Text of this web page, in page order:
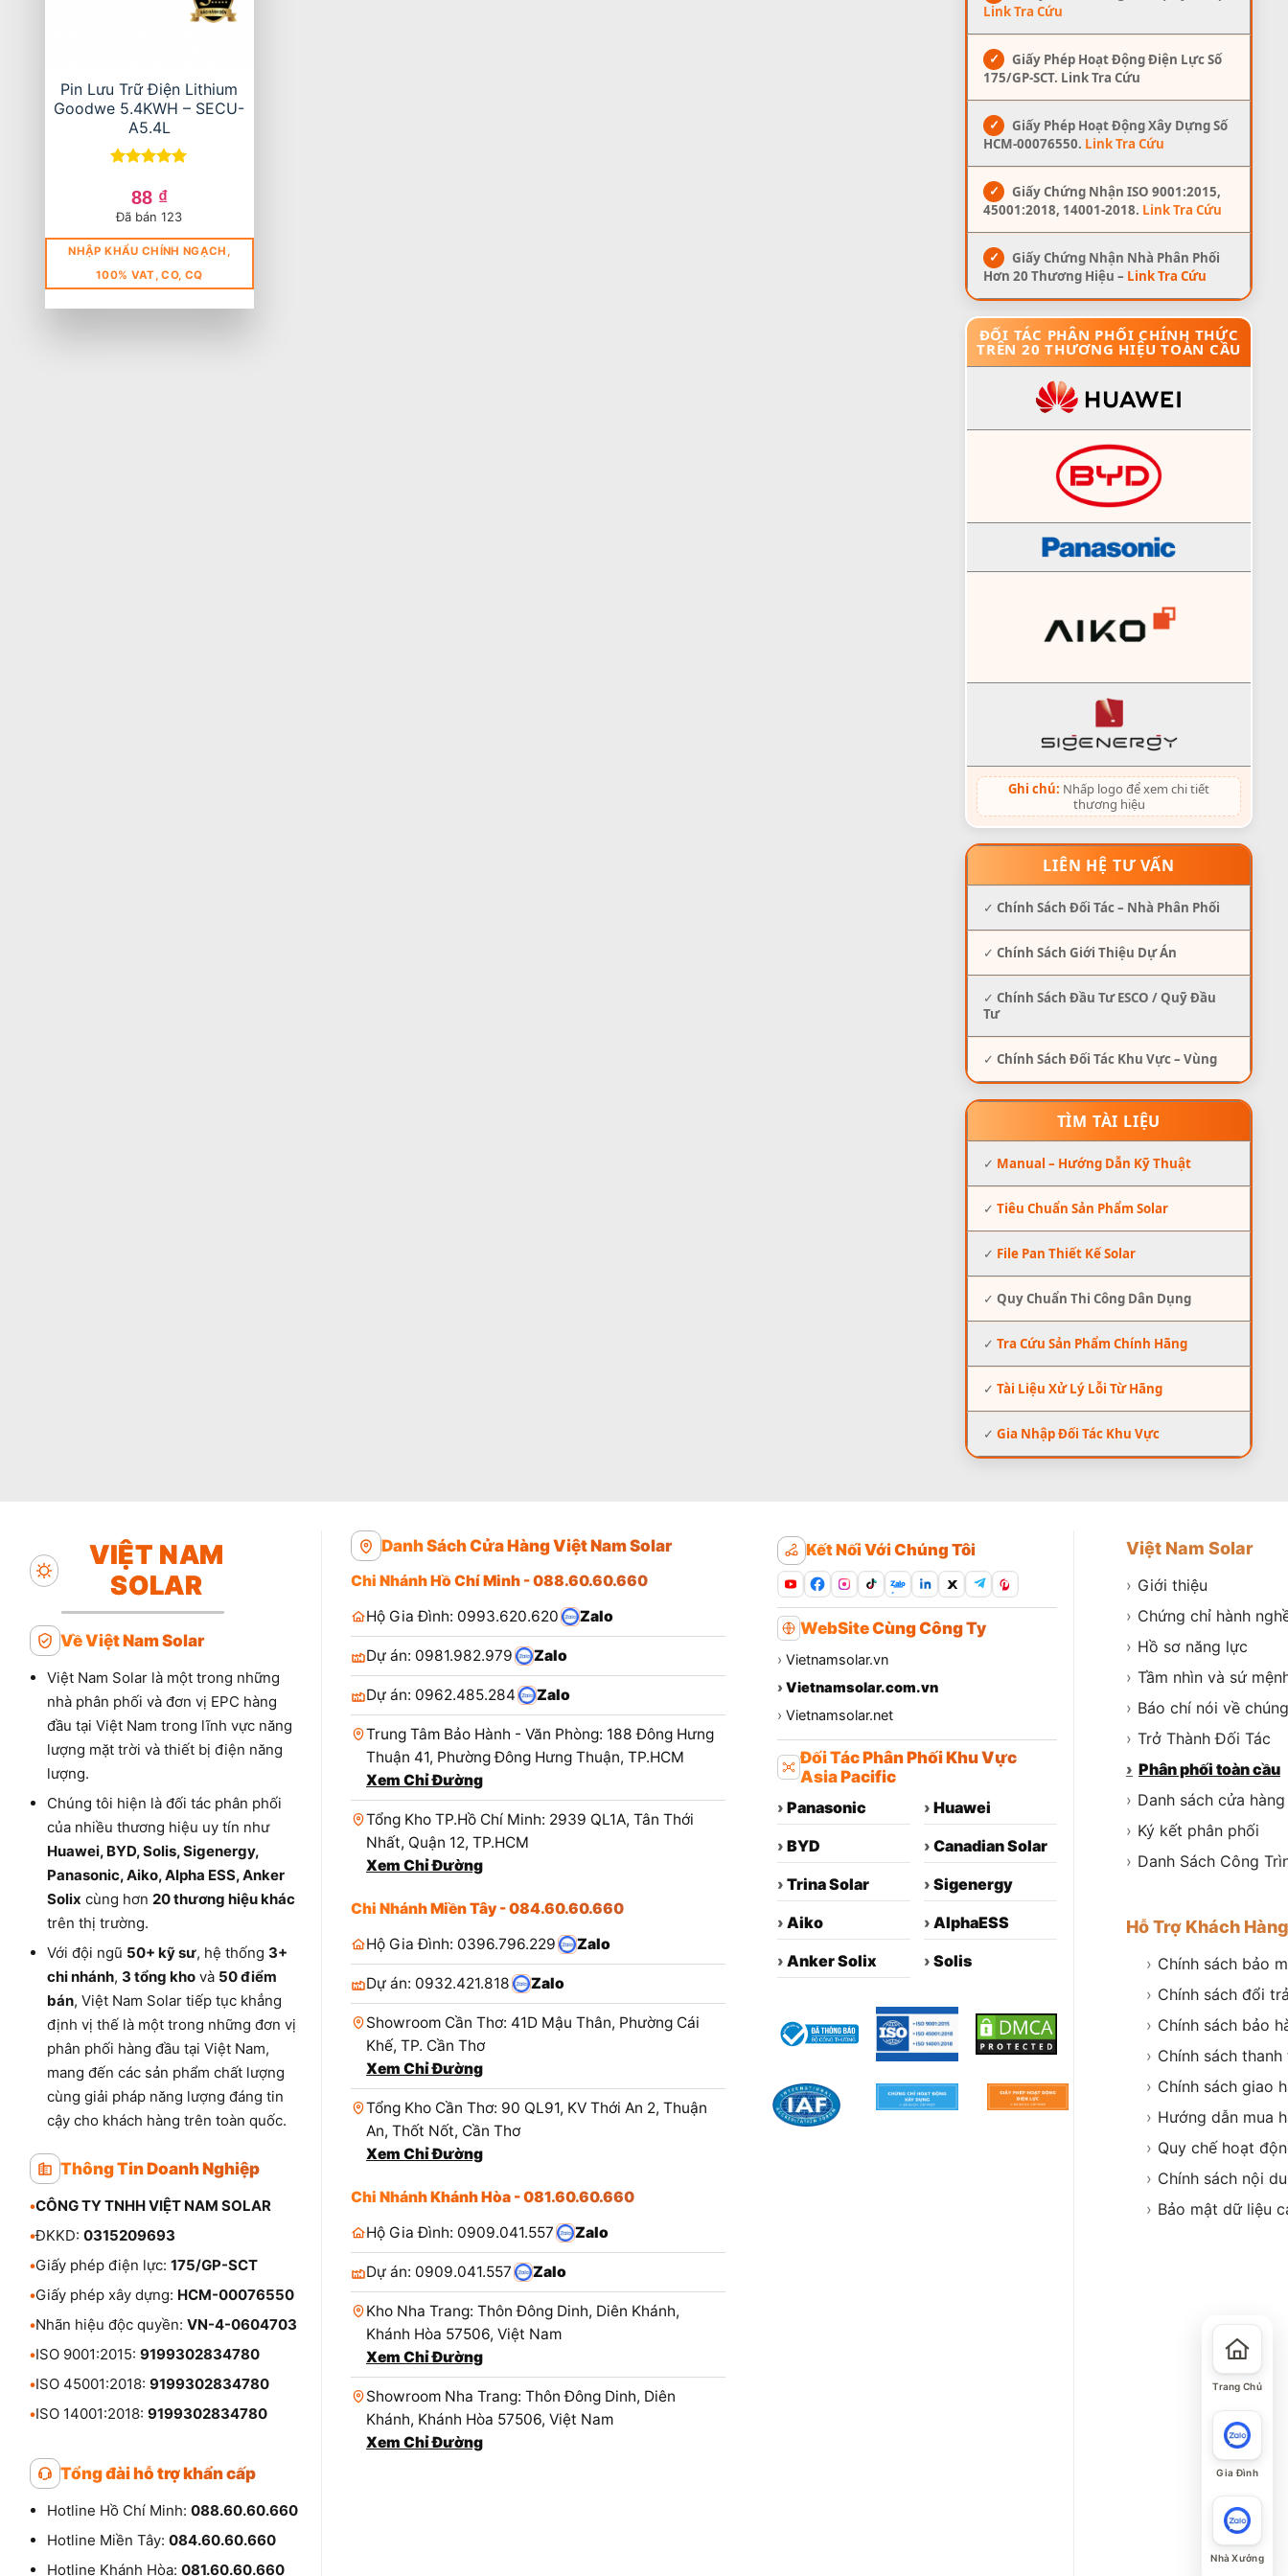
Pin Lưu Trữ Điện Lithium
Goodwe 5.4KWH – SECU-
A5.4L
hạng5 5
sao
88 ₫
Đã bán 123
NHẬP KHẨU CHÍNH NGẠCH,
100% VAT, CO, CQ
Link Tra Cứu
✓
Giấy Phép Hoạt Động Điện Lực Số
175/GP-SCT. Link Tra Cứu
✓
Giấy Phép Hoạt Động Xây Dựng Số
HCM-00076550. Link Tra Cứu
✓
Giấy Chứng Nhận ISO 9001:2015,
45001:2018, 14001-2018. Link Tra Cứu
✓
Giấy Chứng Nhận Nhà Phân Phối
Hơn 20 Thương Hiệu – Link Tra Cứu
ĐỐI TÁC PHÂN PHỐI CHÍNH THỨC
TRÊN 20 THƯƠNG HIỆU TOÀN CẦU
Ghi chú: Nhấp logo để xem chi tiết
thương hiệu
LIÊN HỆ TƯ VẤN
✓ Chính Sách Đối Tác – Nhà Phân Phối
✓ Chính Sách Giới Thiệu Dự Án
✓ Chính Sách Đầu Tư ESCO / Quỹ Đầu
Tư
✓ Chính Sách Đối Tác Khu Vực – Vùng
TÌM TÀI LIỆU
✓ Manual – Hướng Dẫn Kỹ Thuật
✓ Tiêu Chuẩn Sản Phẩm Solar
✓ File Pan Thiết Kế Solar
✓ Quy Chuẩn Thi Công Dân Dụng
✓ Tra Cứu Sản Phẩm Chính Hãng
✓ Tài Liệu Xử Lý Lỗi Từ Hãng
✓ Gia Nhập Đối Tác Khu Vực
VIỆT NAM
SOLAR
Về Việt Nam Solar
Việt Nam Solar là một trong những
nhà phân phối và đơn vị EPC hàng
đầu tại Việt Nam trong lĩnh vực năng
lượng mặt trời và thiết bị điện năng
lượng.
Chúng tôi hiện là đối tác phân phối
của nhiều thương hiệu uy tín như
Huawei, BYD, Solis, Sigenergy,
Panasonic, Aiko, Alpha ESS, Anker
Solix cùng hơn 20 thương hiệu khác
trên thị trường.
Với đội ngũ 50+ kỹ sư, hệ thống 3+
chi nhánh, 3 tổng kho và 50 điểm
bán, Việt Nam Solar tiếp tục khẳng
định vị thế là một trong những đơn vị
phân phối hàng đầu tại Việt Nam,
mang đến các sản phẩm chất lượng
cùng giải pháp năng lượng đáng tin
cậy cho khách hàng trên toàn quốc.
Thông Tin Doanh Nghiệp
•CÔNG TY TNHH VIỆT NAM SOLAR
•ĐKKD: 0315209693
•Giấy phép điện lực: 175/GP-SCT
•Giấy phép xây dựng: HCM-00076550
•Nhãn hiệu độc quyền: VN-4-0604703
•ISO 9001:2015: 9199302834780
•ISO 45001:2018: 9199302834780
•ISO 14001:2018: 9199302834780
Tổng đài hỗ trợ khẩn cấp
Hotline Hồ Chí Minh: 088.60.60.660
Hotline Miền Tây: 084.60.60.660
Hotline Khánh Hòa: 081.60.60.660
Danh Sách Cửa Hàng Việt Nam Solar
Chi Nhánh Hồ Chí Minh - 088.60.60.660
Hộ Gia Đình: 0993.620.620
Zalo
Dự án: 0981.982.979 Zalo
Dự án: 0962.485.284 Zalo
Trung Tâm Bảo Hành - Văn Phòng: 188 Đông Hưng
Thuận 41, Phường Đông Hưng Thuận, TP.HCM
Xem Chỉ Đường
Tổng Kho TP.Hồ Chí Minh: 2939 QL1A, Tân Thới
Nhất, Quận 12, TP.HCM
Xem Chỉ Đường
Chi Nhánh Miền Tây - 084.60.60.660
Hộ Gia Đình: 0396.796.229
Zalo
Dự án: 0932.421.818 Zalo
Showroom Cần Thơ: 41D Mậu Thân, Phường Cái
Khế, TP. Cần Thơ
Xem Chỉ Đường
Tổng Kho Cần Thơ: 90 QL91, KV Thới An 2, Thuận
An, Thốt Nốt, Cần Thơ
Xem Chỉ Đường
Chi Nhánh Khánh Hòa - 081.60.60.660
Hộ Gia Đình: 0909.041.557
Zalo
Dự án: 0909.041.557 Zalo
Kho Nha Trang: Thôn Đông Dinh, Diên Khánh,
Khánh Hòa 57506, Việt Nam
Xem Chỉ Đường
Showroom Nha Trang: Thôn Đông Dinh, Diên
Khánh, Khánh Hòa 57506, Việt Nam
Xem Chỉ Đường
Kết Nối Với Chúng Tôi
Zalo
WebSite Cùng Công Ty
› Vietnamsolar.vn
› Vietnamsolar.com.vn
› Vietnamsolar.net
Đối Tác Phân Phối Khu Vực
Asia Pacific
› Panasonic › Huawei
› BYD › Canadian Solar
› Trina Solar › Sigenergy
› Aiko › AlphaESS
› Anker Solix › Solis
Việt Nam Solar
› Giới thiệu
› Chứng chỉ hành
› Hồ sơ năng lực
› Tầm nhìn và sứ
› Báo chí nói về
› Trở Thành Đối Tác
› Phân phối toàn cầu
› Danh sách cửa hàng
› Ký kết phân phối
› Danh Sách Công
Hỗ Trợ Khách Hàng
› Chính sách bảo
› Chính sách đổi
› Chính sách bảo
› Chính sách thanh
› Chính sách giao
› Hướng dẫn mua
› Quy chế hoạt
› Chính sách nội
› Bảo mật dữ liệu
Trang Chủ
Gia Đình
Nhà Xưởng